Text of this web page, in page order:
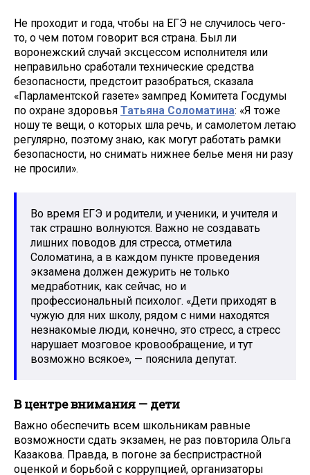
Не проходит и года, чтобы на ЕГЭ не случилось чего-
то, о чем потом говорит вся страна. Был ли
воронежский случай эксцессом исполнителя или
неправильно сработали технические средства
безопасности, предстоит разобраться, сказала
«Парламентской газете» зампред Комитета Госдумы
по охране здоровья Татьяна Соломатина: «Я тоже
ношу те вещи, о которых шла речь, и самолетом летаю
регулярно, поэтому знаю, как могут работать рамки
безопасности, но снимать нижнее белье меня ни разу
не просили».
Во время ЕГЭ и родители, и ученики, и учителя и
так страшно волнуются. Важно не создавать
лишних поводов для стресса, отметила
Соломатина, а в каждом пункте проведения
экзамена должен дежурить не только
медработник, как сейчас, но и
профессиональный психолог. «Дети приходят в
чужую для них школу, рядом с ними находятся
незнакомые люди, конечно, это стресс, а стресс
нарушает мозговое кровообращение, и тут
возможно всякое», — пояснила депутат.
В центре внимания — дети
Важно обеспечить всем школьникам равные
возможности сдать экзамен, не раз повторила Ольга
Казакова. Правда, в погоне за беспристрастной
оценкой и борьбой с коррупцией, организаторы